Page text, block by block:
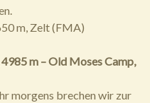
m, Zelt (FMA)
m – Old Moses Camp,
morgens brechen wir zur